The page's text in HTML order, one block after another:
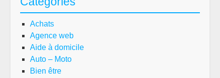
Achats
Agence web
Aide à domicile
Auto – Moto
Bien être